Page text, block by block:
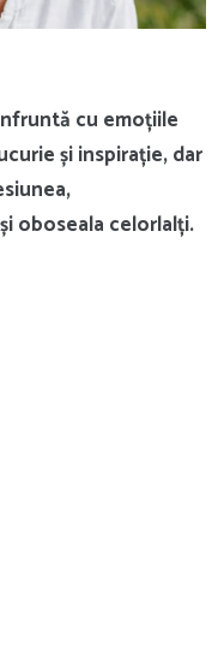
cu emoțiile
și inspirație, dar
oboseala celorlalți.